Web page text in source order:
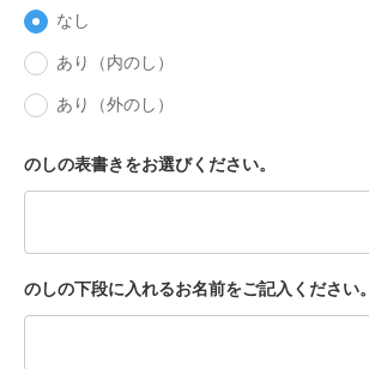
なし
あり（内のし）
あり（外のし）
のしの表書きをお選びください。
のしの下段に入れるお名前をご記入ください。